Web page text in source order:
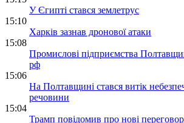
У Єгипті стався землетрус
15:10
Харків зазнав дронової атаки
15:08
Промислові підприємства
рф
15:06
На Полтавщині стався витік
речовини
15:04
Трамп повідомив про нові